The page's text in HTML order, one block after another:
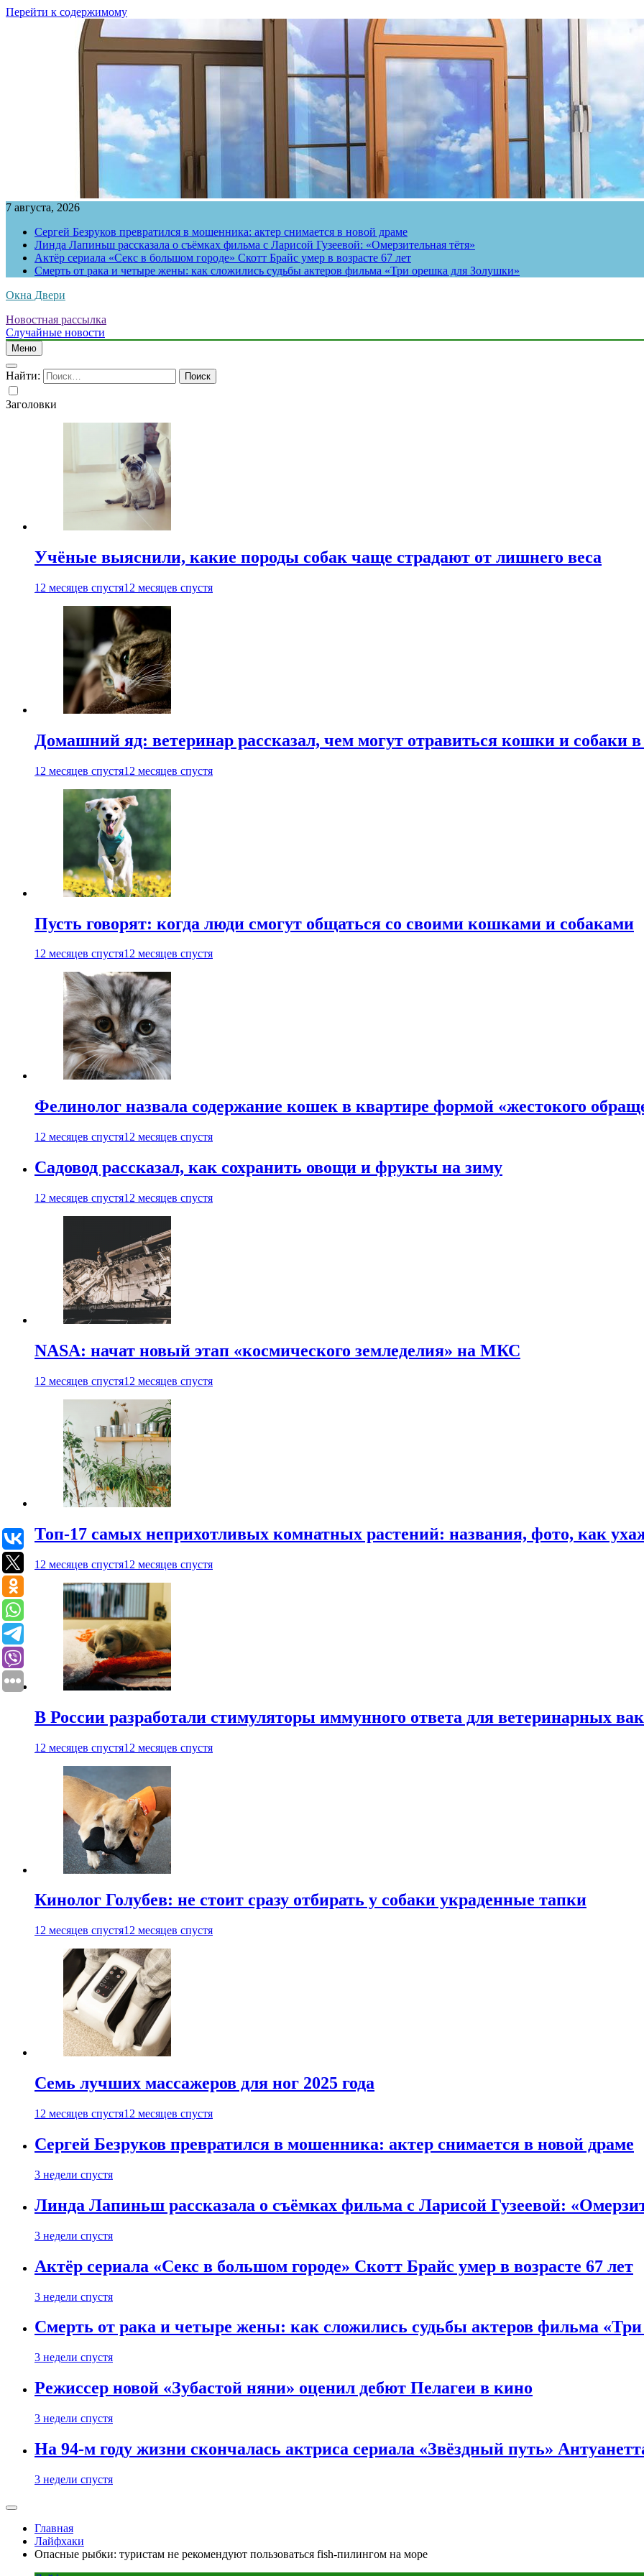
Перейти к содержимому
7 августа, 2026
Сергей Безруков превратился в мошенника: актер снимается в новой драме
Линда Лапиньш рассказала о съёмках фильма с Ларисой Гузеевой: «Омерзительная тётя»
Актёр сериала «Секс в большом городе» Скотт Брайс умер в возрасте 67 лет
Смерть от рака и четыре жены: как сложились судьбы актеров фильма «Три орешка для Золушки»
Окна Двери
Новостная рассылка
Случайные новости
Меню
Найти:
Заголовки
Учёные выяснили, какие породы собак чаще страдают от лишнего веса
12 месяцев спустя12 месяцев спустя
Домашний яд: ветеринар рассказал, чем могут отравиться кошки и собаки
12 месяцев спустя12 месяцев спустя
Пусть говорят: когда люди смогут общаться со своими кошками и собаками
12 месяцев спустя12 месяцев спустя
Фелинолог назвала содержание кошек в квартире формой «жестокого
12 месяцев спустя12 месяцев спустя
Садовод рассказал, как сохранить овощи и фрукты на зиму
12 месяцев спустя12 месяцев спустя
NASA: начат новый этап «космического земледелия» на МКС
12 месяцев спустя12 месяцев спустя
Топ-17 самых неприхотливых комнатных растений: названия, фото, как
12 месяцев спустя12 месяцев спустя
В России разработали стимуляторы иммунного ответа для ветеринарных
12 месяцев спустя12 месяцев спустя
Кинолог Голубев: не стоит сразу отбирать у собаки украденные тапки
12 месяцев спустя12 месяцев спустя
Семь лучших массажеров для ног 2025 года
12 месяцев спустя12 месяцев спустя
Сергей Безруков превратился в мошенника: актер снимается в новой драме
3 недели спустя
Линда Лапиньш рассказала о съёмках фильма с Ларисой Гузеевой:
3 недели спустя
Актёр сериала «Секс в большом городе» Скотт Брайс умер в возрасте 67 лет
3 недели спустя
Смерть от рака и четыре жены: как сложились судьбы актеров фильма
3 недели спустя
Режиссер новой «Зубастой няни» оценил дебют Пелагеи в кино
3 недели спустя
На 94-м году жизни скончалась актриса сериала «Звёздный путь»
3 недели спустя
Главная
Лайфхаки
Опасные рыбки: туристам не рекомендуют пользоваться fish-пилингом на море